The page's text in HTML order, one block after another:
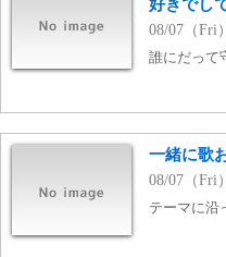
好きでし
08/07（Fri
誰にだって
一緒に歌
08/07（Fri
テーマに沿